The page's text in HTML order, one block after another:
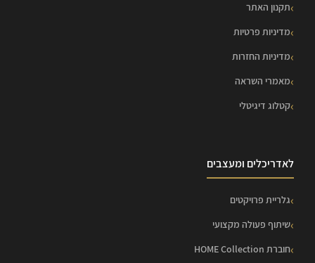
תקנון האתר
מדיניות פרטיות
מדיניות החזרות
מאמרי השראה
קטלוג דיגיטלי
לאדריכלים ומעצבים
גלריית פרויקטים
שיתוף פעולה מקצועי
חוברת HOME Collection